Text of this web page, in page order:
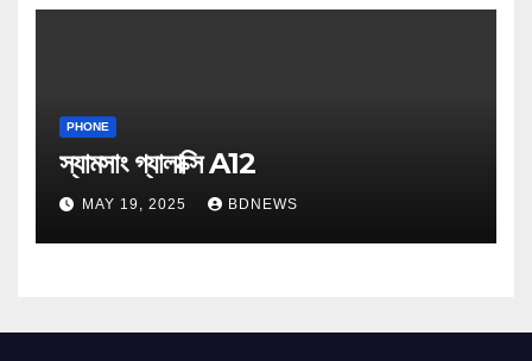
PHONE
স্যামসাং গ্যালাক্সি A12
MAY 19, 2025 BDNEWS